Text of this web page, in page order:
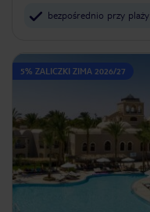
bezpośrednio przy plaży
5% ZALICZKI ZIMA 2026/27